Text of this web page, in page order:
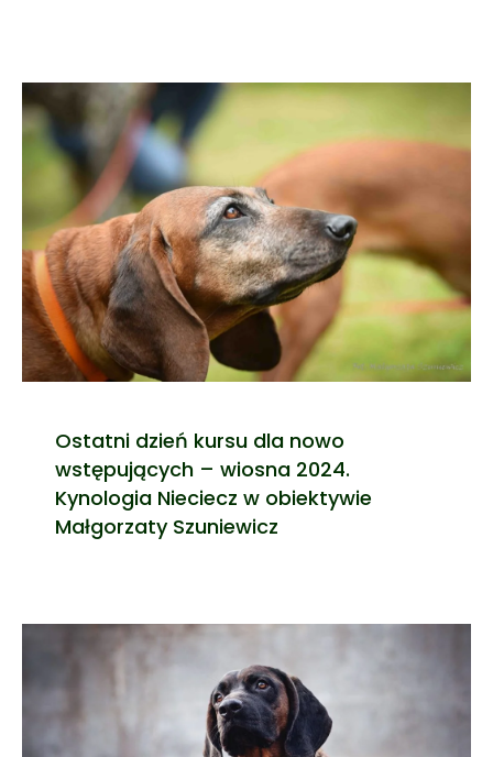
Ostatni dzień kursu dla nowo
wstępujących – wiosna 2024.
Kynologia Nieciecz w obiektywie
Małgorzaty Szuniewicz